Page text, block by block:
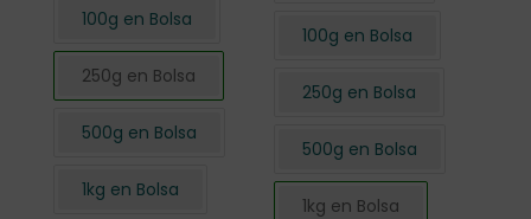
100g en Bolsa
250g en Bolsa
500g en Bolsa
1kg en Bolsa
100g en Bolsa
250g en Bolsa
500g en Bolsa
1kg en Bolsa